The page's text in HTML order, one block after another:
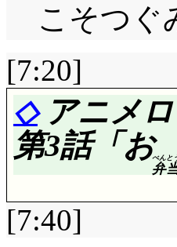
こそつぐ
[7:20]
◇アニメ
第3話「お
弁
べんと
[7:40]